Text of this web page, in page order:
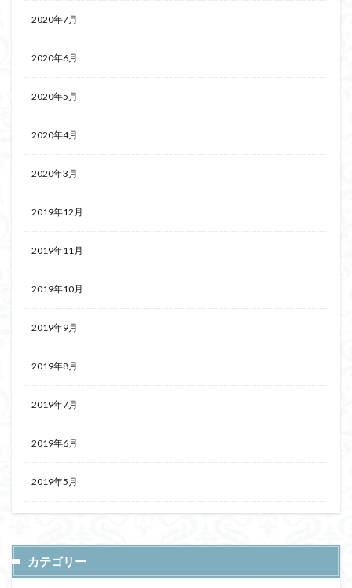
2020年7月
2020年6月
2020年5月
2020年4月
2020年3月
2019年12月
2019年11月
2019年10月
2019年9月
2019年8月
2019年7月
2019年6月
2019年5月
カテゴリー